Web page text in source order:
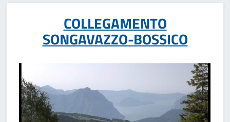
COLLEGAMENTO
SONGAVAZZO-BOSSICO